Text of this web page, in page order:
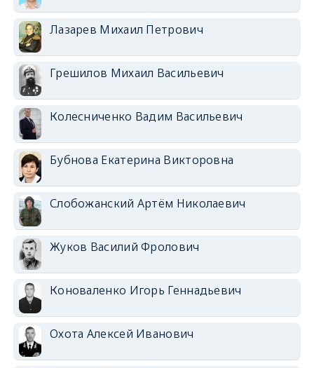
Лазарев Михаил Петрович
Грешилов Михаил Васильевич
Колесниченко Вадим Васильевич
Бубнова Екатерина Викторовна
Слобожанский Артём Николаевич
Жуков Василий Фролович
Коноваленко Игорь Геннадьевич
Охота Алексей Иванович